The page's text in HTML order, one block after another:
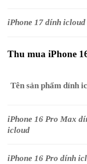
iPhone 17 dính icloud
Thu mua iPhone
Tên sản phẩm dính
iPhone 16 Pro Max
icloud
iPhone 16 Pro dính